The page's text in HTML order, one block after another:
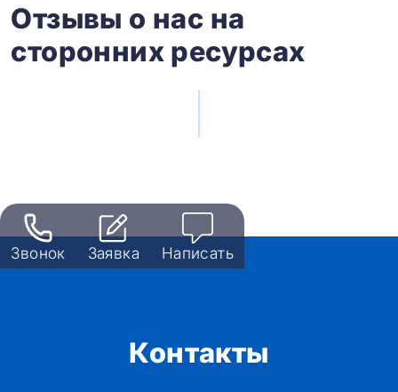
Отзывы о нас на
сторонних ресурсах
Звонок Заявка Написать
Контакты